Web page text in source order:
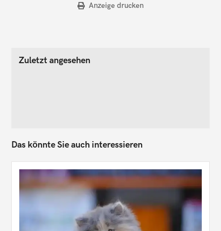
Anzeige drucken
Zuletzt angesehen
Das könnte Sie auch interessieren